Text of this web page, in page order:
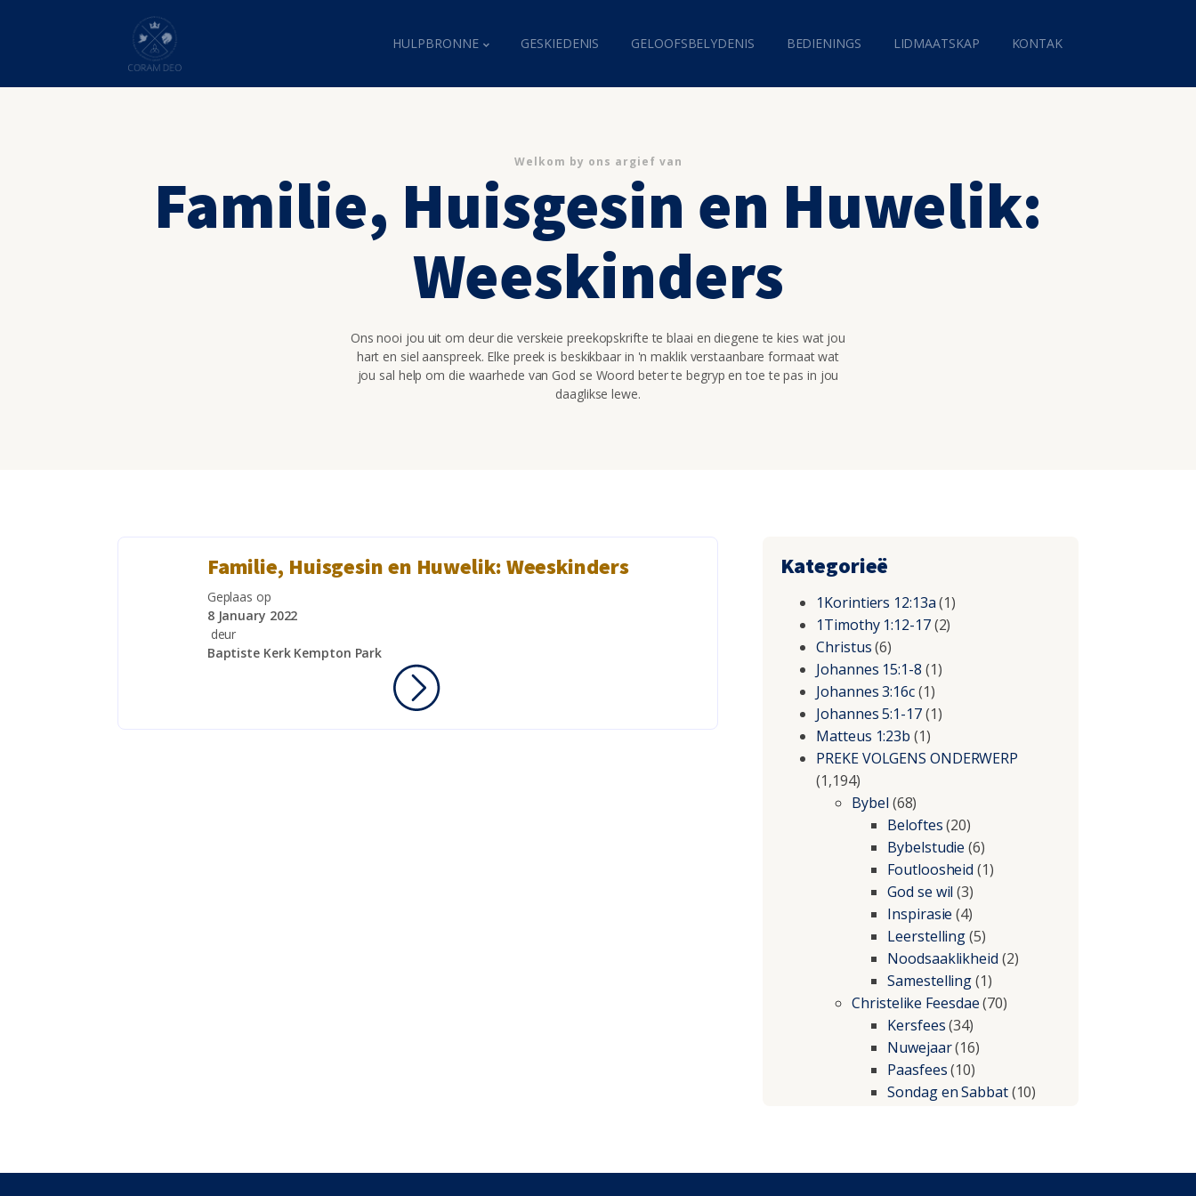
HULPBRONNE GESKIEDENIS GELOOFSBELYDENIS BEDIENINGS LIDMAATSKAP KONTAK
Welkom by ons argief van
Familie, Huisgesin en Huwelik:
Weeskinders
Ons nooi jou uit om deur die verskeie preekopskrifte te blaai en diegene te kies wat jou
hart en siel aanspreek. Elke preek is beskikbaar in 'n maklik verstaanbare formaat wat
jou sal help om die waarhede van God se Woord beter te begryp en toe te pas in jou
daaglikse lewe.
Familie, Huisgesin en Huwelik: Weeskinders
Geplaas op
8 January 2022
deur
Baptiste Kerk Kempton Park
Kategorieë
1Korintiers 12:13a(1)
1Timothy 1:12-17(2)
Christus(6)
Johannes 15:1-8 (1)
Johannes 3:16c(1)
Johannes 5:1-17(1)
Matteus 1:23b (1)
PREKE VOLGENS ONDERWERP
(1,194)
Bybel (68)
Beloftes(20)
Bybelstudie (6)
Foutloosheid (1)
God se wil (3)
Inspirasie (4)
Leerstelling(5)
Noodsaaklikheid (2)
Samestelling(1)
Christelike Feesdae(70)
Kersfees(34)
Nuwejaar(16)
Paasfees(10)
Sondag en Sabbat(10)